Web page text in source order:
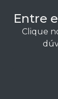
Entre
Clique